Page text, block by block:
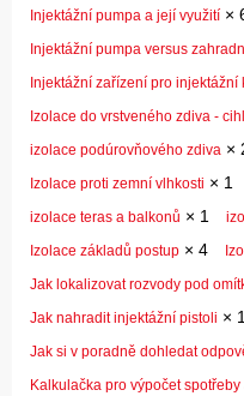
Injektážní pumpa a její využití ×
Injektážní pumpa versus
Injektážní zařízení pro injektážní
Izolace do vrstveného zdiva -
izolace podúrovňového zdiva ×
Izolace proti zemní vlhkosti × 1
izolace teras a balkonů × 1
Izolace základů postup × 4
Jak lokalizovat rozvody pod
Jak nahradit injektážní pistoli ×
Jak si v poradně dohledat
Kalkulačka pro výpočet